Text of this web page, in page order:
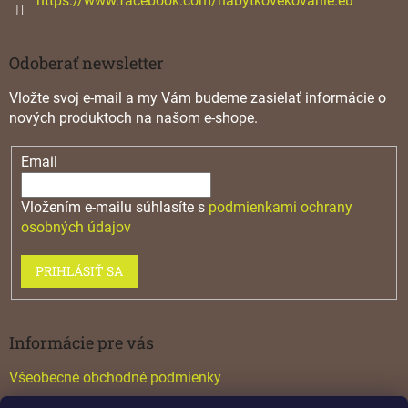
u
Odoberať newsletter
Vložte svoj e-mail a my Vám budeme zasielať informácie o
nových produktoch na našom e-shope.
Email
Vložením e-mailu súhlasíte s podmienkami ochrany
osobných údajov
PRIHLÁSIŤ SA
Informácie pre vás
Všeobecné obchodné podmienky